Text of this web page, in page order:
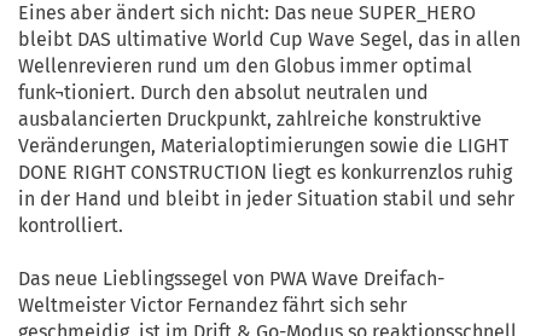
Eines aber ändert sich nicht: Das neue SUPER_HERO
bleibt DAS ultimative World Cup Wave Segel, das in allen
Wellenrevieren rund um den Globus immer optimal
funk¬tioniert. Durch den absolut neutralen und
ausbalancierten Druckpunkt, zahlreiche konstruktive
Veränderungen, Materialoptimierungen sowie die LIGHT
DONE RIGHT CONSTRUCTION liegt es konkurrenzlos ruhig
in der Hand und bleibt in jeder Situation stabil und sehr
kontrolliert.
Das neue Lieblingssegel von PWA Wave Dreifach-
Weltmeister Victor Fernandez fährt sich sehr